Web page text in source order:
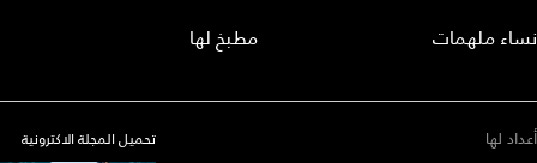
نساء ملهمات
مطبخ لها
أعداد لها
تحميل المجلة الاكترونية